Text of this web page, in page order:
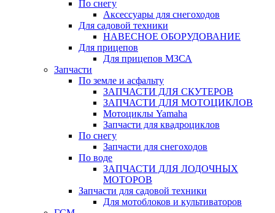
По снегу
Аксессуары для снегоходов
Для садовой техники
НАВЕСНОЕ ОБОРУДОВАНИЕ
Для прицепов
Для прицепов МЗСА
Запчасти
По земле и асфальту
ЗАПЧАСТИ ДЛЯ СКУТЕРОВ
ЗАПЧАСТИ ДЛЯ МОТОЦИКЛОВ
Мотоциклы Yamaha
Запчасти для квадроциклов
По снегу
Запчасти для снегоходов
По воде
ЗАПЧАСТИ ДЛЯ ЛОДОЧНЫХ
МОТОРОВ
Запчасти для садовой техники
Для мотоблоков и культиваторов